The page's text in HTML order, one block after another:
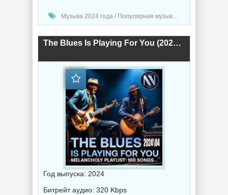
Музыка 2024 года / Популярная музыка / Рок - альтернативная музыка / Блюз музыка / Сборник музыка
The Blues Is Playing For You (2024) торрент
Год выпуска: 2024
Битрейт аудио: 320 Kbps